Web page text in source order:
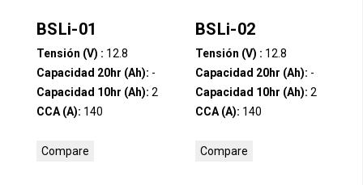
BSLi-01
Tensión (V) : 12.8
Capacidad 20hr (Ah): -
Capacidad 10hr (Ah): 2
CCA (A): 140
Compare
BSLi-02
Tensión (V) : 12.8
Capacidad 20hr (Ah): -
Capacidad 10hr (Ah): 2
CCA (A): 140
Compare